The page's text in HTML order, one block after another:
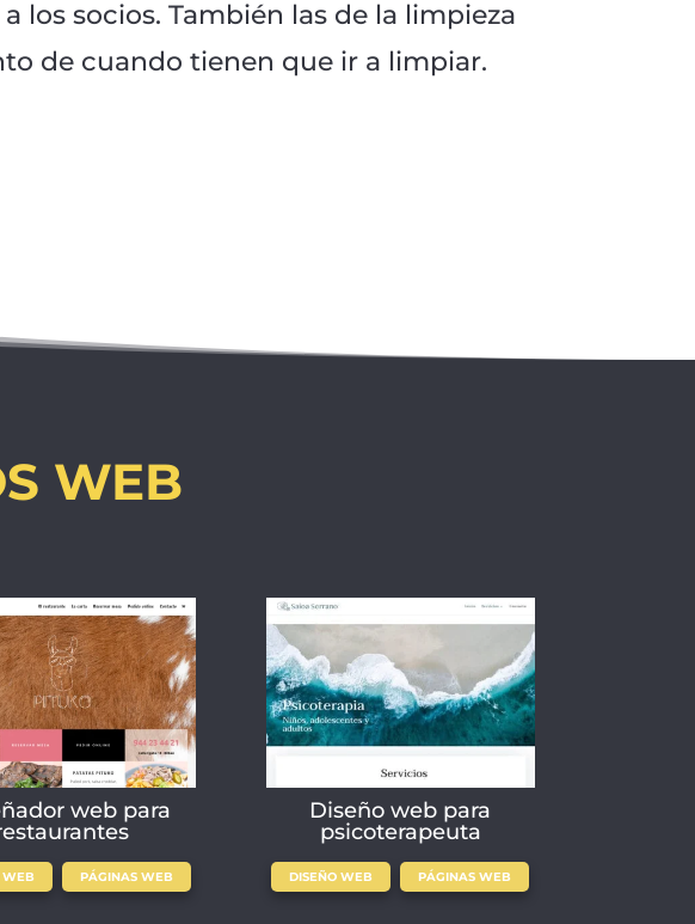
los socios. También las de la limpieza
de cuando tienen que ir a limpiar.
WEB
web para
WEB
,
PÁGINAS WEB
Diseño web para
psicoterapeuta
DISEÑO WEB
,
PÁGINAS WEB